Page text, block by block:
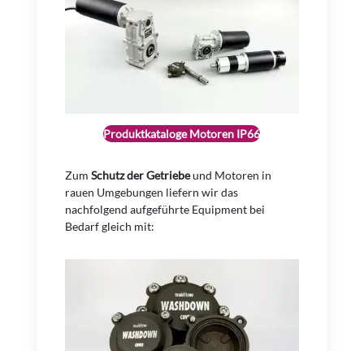
Produktkataloge Motoren IP66
Zum Schutz der Getriebeund Motoren in
rauen Umgebungen liefern wir das
nachfolgend aufgeführte Equipment bei
Bedarf gleich mit: